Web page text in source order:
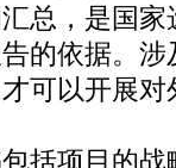
总，是国
的依据。
可以开展对
项目的战